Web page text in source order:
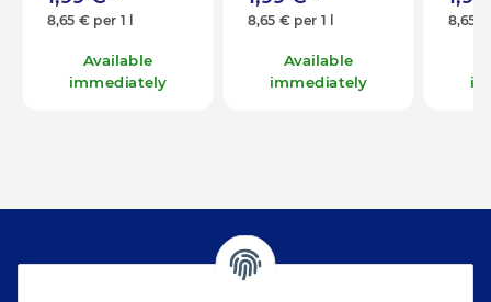
8,65 € per 1 l
Available
immediately
8,65 € per 1 l
Available
immediately
8,65